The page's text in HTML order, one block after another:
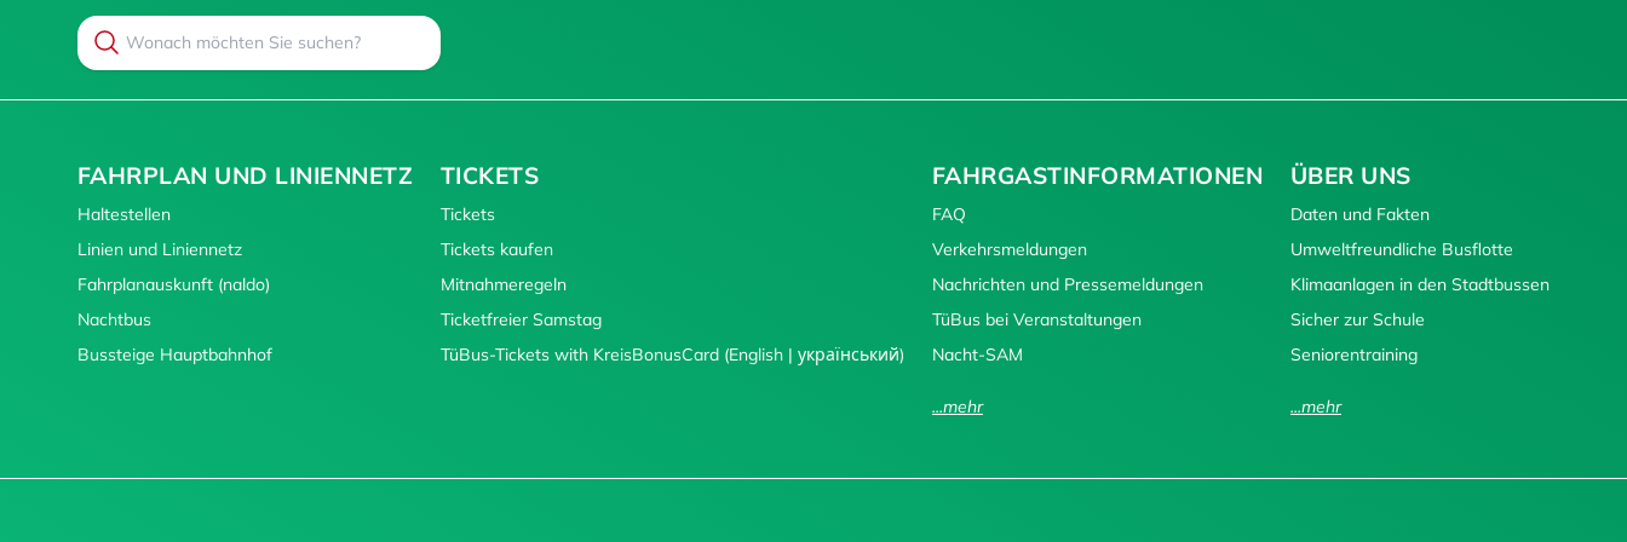
Search
FAHRPLAN UND LINIENNETZ
Haltestellen
Linien und Liniennetz
Fahrplanauskunft (naldo)
Nachtbus
Bussteige Hauptbahnhof
TICKETS
Tickets
Tickets kaufen
Mitnahmeregeln
Ticketfreier Samstag
TüBus-Tickets with KreisBonusCard (English | український)
FAHRGASTINFORMATIONEN
FAQ
Verkehrsmeldungen
Nachrichten und Pressemeldungen
TüBus bei Veranstaltungen
Nacht-SAM
...mehr
ÜBER UNS
Daten und Fakten
Umweltfreundliche Busflotte
Klimaanlagen in den Stadtbussen
Sicher zur Schule
Seniorentraining
...mehr